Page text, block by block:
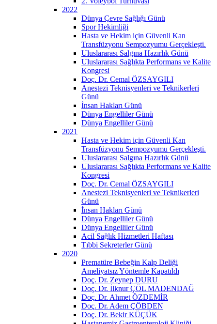
2022
Dünya Çevre Sağlığı Günü
Spor Hekimliği
Hasta ve Hekim için Güvenli Kan
Transfüzyonu Sempozyumu Gerçekleşti.
Uluslararası Salgına Hazırlık Günü
Uluslararası Sağlıkta Performans ve Kalite
Kongresi
Doç. Dr. Cemal ÖZSAYGILI
Anestezi Teknisyenleri ve Teknikerleri
Günü
İnsan Hakları Günü
Dünya Engelliler Günü
Dünya Engelliler Günü
2021
Hasta ve Hekim için Güvenli Kan
Transfüzyonu Sempozyumu Gerçekleşti.
Uluslararası Salgına Hazırlık Günü
Uluslararası Sağlıkta Performans ve Kalite
Kongresi
Doç. Dr. Cemal ÖZSAYGILI
Anestezi Teknisyenleri ve Teknikerleri
Günü
İnsan Hakları Günü
Dünya Engelliler Günü
Dünya Engelliler Günü
Acil Sağlık Hizmetleri Haftası
Tıbbi Sekreterler Günü
2020
Prematüre Bebeğin Kalp Deliği
Ameliyatsız Yöntemle Kapatıldı
Doç. Dr. Zeynep DURU
Doç. Dr. İlknur ÇÖL MADENDAĞ
Doç. Dr. Ahmet ÖZDEMİR
Doç. Dr. Adem ÇÖBDEN
Doç. Dr. Bekir KÜÇÜK